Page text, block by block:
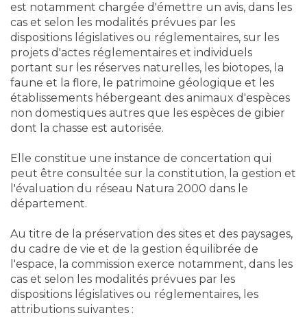
est notamment chargée d'émettre un avis, dans les
cas et selon les modalités prévues par les
dispositions législatives ou réglementaires, sur les
projets d'actes réglementaires et individuels
portant sur les réserves naturelles, les biotopes, la
faune et la flore, le patrimoine géologique et les
établissements hébergeant des animaux d'espèces
non domestiques autres que les espèces de gibier
dont la chasse est autorisée.
Elle constitue une instance de concertation qui
peut être consultée sur la constitution, la gestion et
l'évaluation du réseau Natura 2000 dans le
département.
Au titre de la préservation des sites et des paysages,
du cadre de vie et de la gestion équilibrée de
l'espace, la commission exerce notamment, dans les
cas et selon les modalités prévues par les
dispositions législatives ou réglementaires, les
attributions suivantes :